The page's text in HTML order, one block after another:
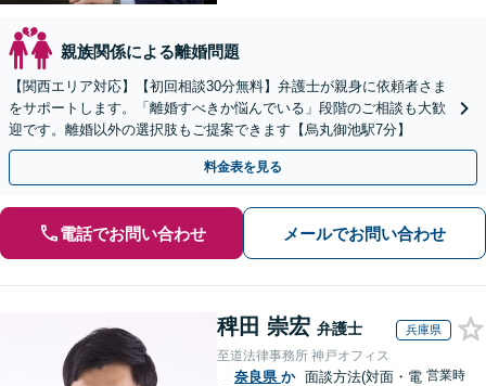
親族関係による離婚問題
【関西エリア対応】【初回相談30分無料】弁護士が親身に依頼者さま
をサポートします。「離婚すべきか悩んでいる」段階のご相談も大歓
迎です。離婚以外の選択肢もご提案できます【烏丸御池駅7分】
料金表を見る
電話でお問い合わせ メールでお問い合わせ
稗田 崇宏 弁護士 兵庫県
至道法律事務所 神戸オフィス
奈良県 か 面談方法(対面・電 営業時